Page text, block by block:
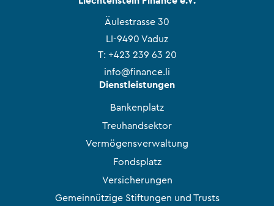
Äulestrasse 30
LI-9490 Vaduz
T: +423 239 63 20
info@finance.li
Dienstleistungen
Bankenplatz
Treuhandsektor
Vermögensverwaltung
Fondsplatz
Versicherungen
Gemeinnützige Stiftungen und Trusts